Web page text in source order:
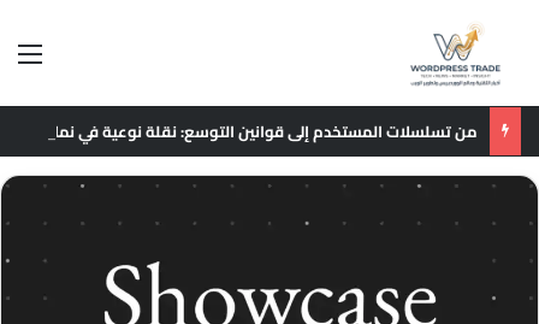
من تسلسلات المستخدم إلى قوانين التوسع: نقلة نوعية في نماذج التوصيات الإعلانية